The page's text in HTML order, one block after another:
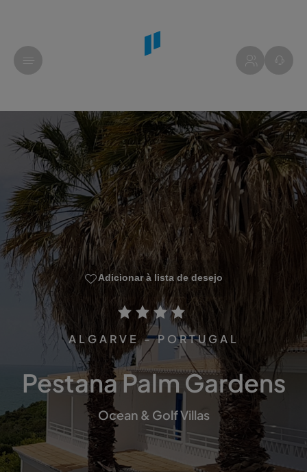
Adicionar à lista de desejo
ALGARVE - PORTUGAL
Pestana Palm Gardens
Ocean & Golf Villas